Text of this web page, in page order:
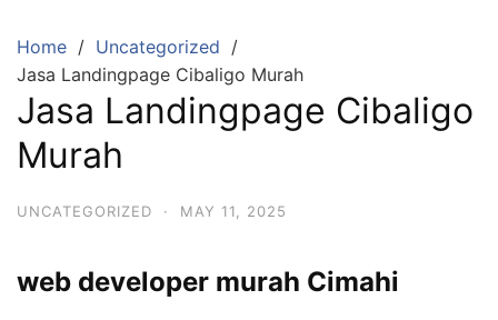
content
Home
Uncategorized
Jasa Landingpage Cibaligo Murah
Jasa Landingpage Cibaligo
Murah
UNCATEGORIZED · MAY 11, 2025
web developer murah Cimahi